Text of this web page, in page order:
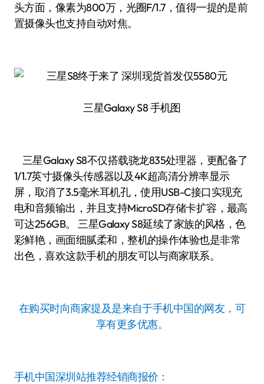
头方面，像素为800万，光圈F/1.7，值得一提的是前
置摄像头也支持自动对焦。
三星Galaxy S8 手机图
三星Galaxy S8不仅搭载骁龙835处理器，更配备了
1/1.7英寸摄像头传感器以及4K超高清分辨率显示
屏，取消了3.5毫米耳机孔，使用USB-C接口实现充
电和音频输出，并且支持MicroSD存储卡扩容，最高
可达256GB。 三星Galaxy S8延续了家族的风格，色
彩鲜艳，画面细腻柔和，整机的操作体验也是非常
出色，喜欢这款手机的朋友可以与商家联系。
在购买时向商家提及是来自于手机中国的网友，可
享有更多优惠。
手机中国深圳站推荐经销商报价：